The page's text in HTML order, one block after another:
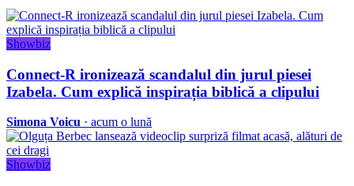
Showbiz
Connect-R ironizează scandalul din jurul piesei
Izabela. Cum explică inspirația biblică a clipului
Simona Voicu · acum o lună
Showbiz